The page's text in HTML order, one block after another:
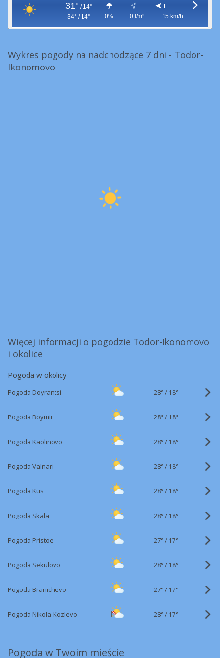
31° / 14°
34° / 14°
0% 0 l/m²
E
15 km/h
Wykres pogody na nadchodzące 7 dni - Todor-
Ikonomovo
Więcej informacji o pogodzie Todor-Ikonomovo
i okolice
Pogoda w okolicy
Pogoda Doyrantsi 28° / 18°
Pogoda Boymir 28° / 18°
Pogoda Kaolinovo 28° / 18°
Pogoda Valnari 28° / 18°
Pogoda Kus 28° / 18°
Pogoda Skala 28° / 18°
Pogoda Pristoe 27° / 17°
Pogoda Sekulovo 28° / 18°
Pogoda Branichevo 27° / 17°
Pogoda Nikola-Kozlevo 28° / 17°
Pogoda w Twoim mieście